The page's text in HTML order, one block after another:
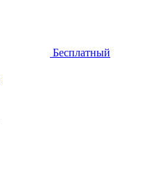
Бесплатный